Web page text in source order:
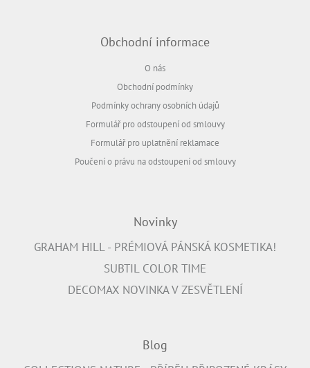
Obchodní informace
O nás
Obchodní podmínky
Podmínky ochrany osobních údajů
Formulář pro odstoupení od smlouvy
Formulář pro uplatnění reklamace
Poučení o právu na odstoupení od smlouvy
Novinky
GRAHAM HILL - PRÉMIOVÁ PÁNSKÁ KOSMETIKA!
SUBTIL COLOR TIME
DECOMAX NOVINKA V ZESVĚTLENÍ
Blog